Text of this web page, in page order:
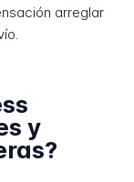
arreglar
y